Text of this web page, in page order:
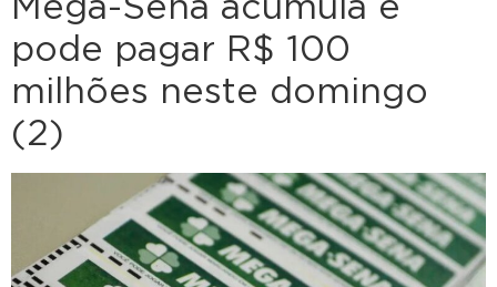
Mega-Sena acumula e
pode pagar R$ 100
milhões neste domingo
(2)